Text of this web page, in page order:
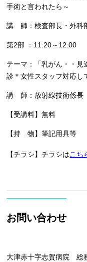
手術と言われたら～
講 師：検査部長・外科
第2部 ：11:20～12:00
テーマ：「乳がん・・
診＊女性スタッフ対応し
講 師：放射線技術係
【受講料】無料
【持 物】筆記用具等
【チラシ】チラシはこち
お問い合わせ
大津赤十字志賀病院 総